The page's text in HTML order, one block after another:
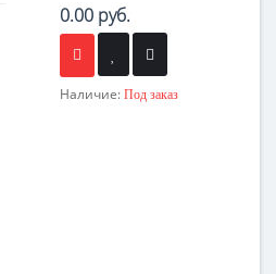
0.00 руб.
Наличие: Под заказ